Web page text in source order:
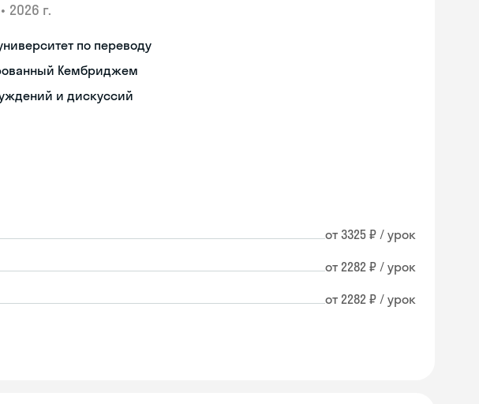
• 2026 г.
по переводу
Кембриджем
и дискуссий
от 3325 ₽ / урок
от 2282 ₽ / урок
от 2282 ₽ / урок